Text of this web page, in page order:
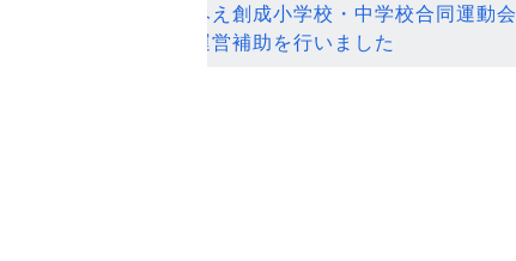
なみえ創成小学校・中学校合同運動会
の運営補助を行いました